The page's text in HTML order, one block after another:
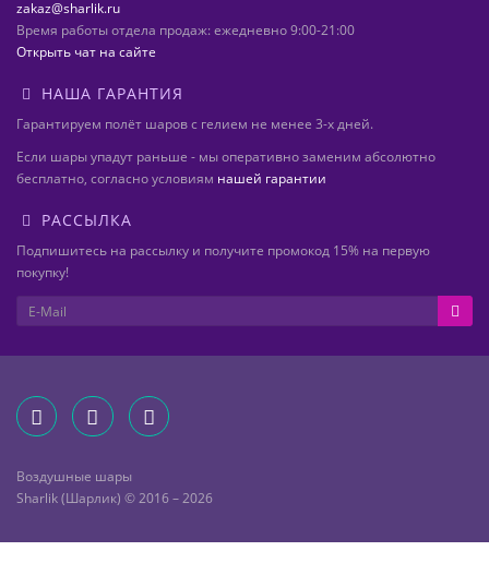
zakaz@sharlik.ru
Время работы отдела продаж: ежедневно 9:00-21:00
Открыть чат на сайте
НАША ГАРАНТИЯ
Гарантируем полёт шаров с гелием не менее 3-х дней.
Если шары упадут раньше - мы оперативно заменим абсолютно
бесплатно, согласно условиям нашей гарантии
РАССЫЛКА
Подпишитесь на рассылку и получите промокод 15% на первую
покупку!
Воздушные шары
Sharlik (Шарлик) © 2016 – 2026